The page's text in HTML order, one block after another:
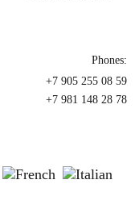
Phones:
+7 905 255 08 59
+7 981 148 28 78